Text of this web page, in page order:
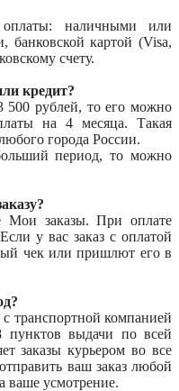
наличными или
банковской картой (Visa,
счету.
кредит?
500 рублей, то его можно
на 4 месяца. Такая
города России.
период, то можно
Мои заказы. При оплате
у вас заказ с оплатой
чек или пришлют его в
транспортной компанией
пунктов выдачи по всей
заказы курьером во все
ваш заказ любой
ваше усмотрение.